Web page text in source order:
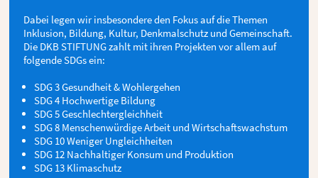
Dabei legen wir insbesondere den Fokus auf die Themen
Inklusion, Bildung, Kultur, Denkmalschutz und Gemeinschaft.
Die DKB STIFTUNG zahlt mit ihren Projekten vor allem auf
folgende SDGs ein:
SDG 3 Gesundheit & Wohlergehen
SDG 4 Hochwertige Bildung
SDG 5 Geschlechtergleichheit
SDG 8 Menschenwürdige Arbeit und Wirtschaftswachstum
SDG 10 Weniger Ungleichheiten
SDG 12 Nachhaltiger Konsum und Produktion
SDG 13 Klimaschutz